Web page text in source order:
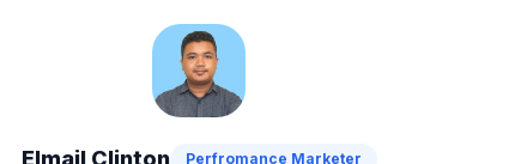
Elmail Clinton Perfromance Marketer